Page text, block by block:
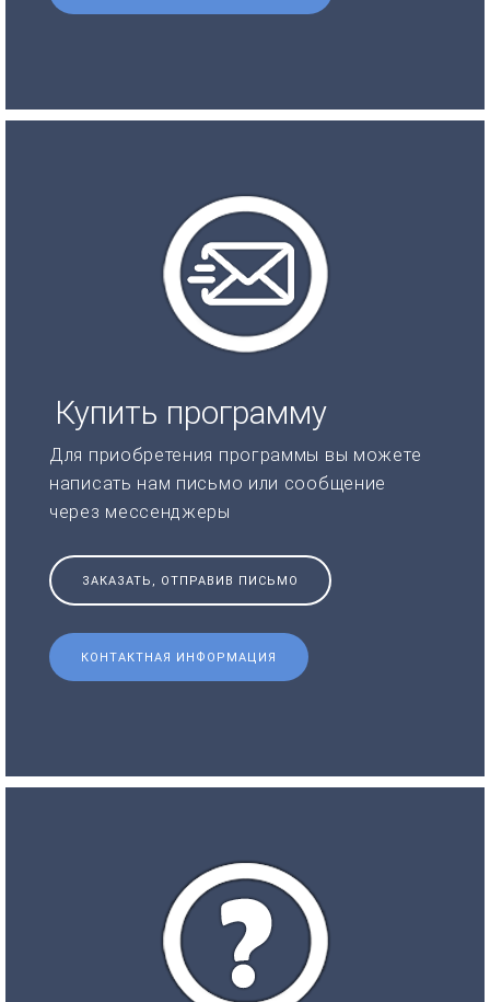
Купить программу
Для приобретения программы вы можете
написать нам письмо или сообщение
через мессенджеры
ЗАКАЗАТЬ, ОТПРАВИВ ПИСЬМО
КОНТАКТНАЯ ИНФОРМАЦИЯ